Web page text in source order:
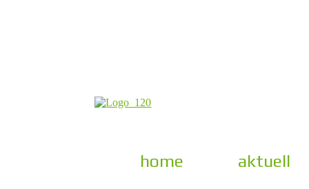
home aktuell